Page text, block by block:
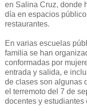
en Salina Cruz, donde
día en espacios
restaurantes.
En varias escuelas
familia se han
conformadas por
entrada y salida, e
de clases son algunas
el terremoto del 7 de
docentes y estudiantes